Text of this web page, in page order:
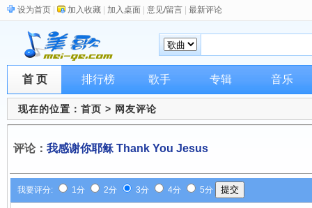
设为首页 加入收藏 加入桌面 意见/留言 最新评论
首 页 排行榜 歌手 专辑 音乐
现在的位置： 首页 > 网友评论
评论： 我感谢你耶稣 Thank You Jesus
我要评分: 1分 2分 3分 4分 5分